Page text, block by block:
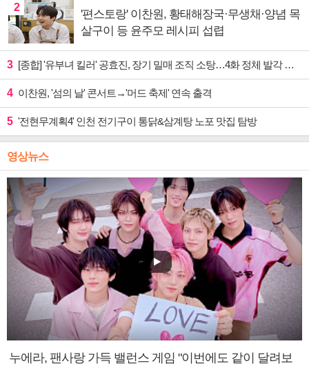
2
'편스토랑' 이찬원, 황태해장국·무생채·양념 목
살구이 등 윤주모 레시피 섭렵
3 [종합] '유부녀 킬러' 공효진, 장기 밀매 조직 소탕…4화 정체 발각 위기 예고
4 이찬원, '섬의 날' 콘서트→'머드 축제' 연속 출격
5 '전현무계획4' 인천 전기구이 통닭&삼계탕 노포 맛집 탐방
영상뉴스
누에라, 팬사랑 가득 밸런스 게임 "이번에도 같이 달려보